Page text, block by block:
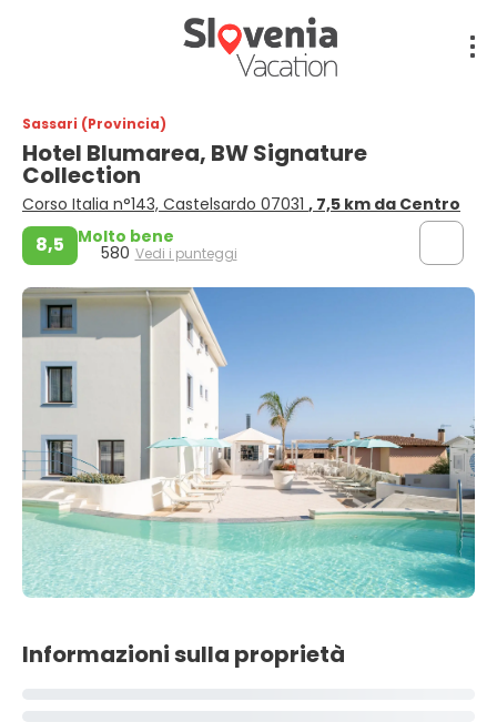
Sassari (Provincia)
Hotel Blumarea, BW Signature
Collection
Corso Italia n°143, Castelsardo 07031 , 7,5 km da Centro
8,5 Molto bene
580 Vedi i punteggi
Informazioni sulla proprietà